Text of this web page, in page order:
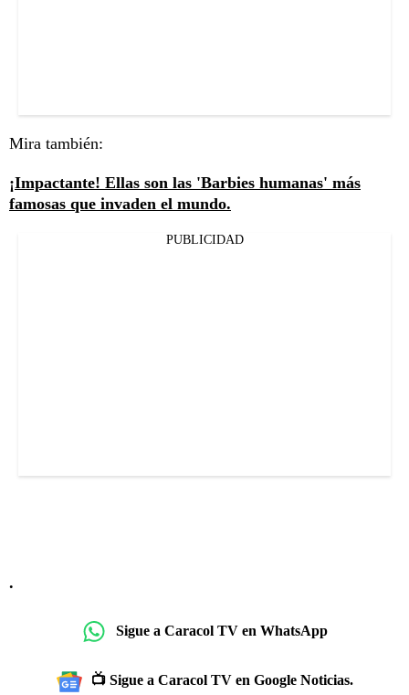
Mira también:
¡Impactante! Ellas son las 'Barbies humanas' más
famosas que invaden el mundo.
PUBLICIDAD
.
Sigue a Caracol TV en WhatsApp
📺 Sigue a Caracol TV en Google Noticias.